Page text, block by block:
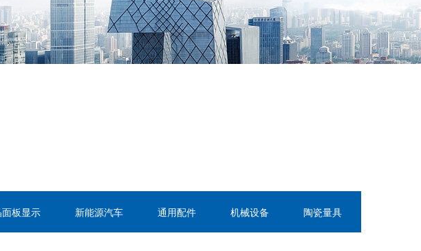
板显示 新能源汽车 通用配件 机械设备 陶瓷量具